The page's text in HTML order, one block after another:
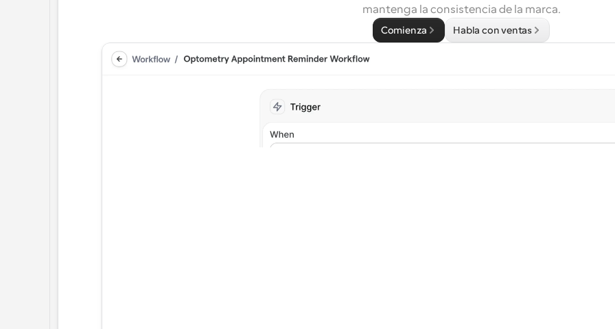
mantenga la consistencia de la marca.
Comienza Habla con ventas